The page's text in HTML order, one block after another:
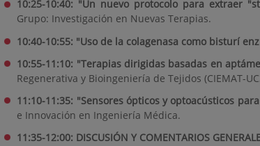
10:25-10:40: "Un nuevo protocolo para extraer
Grupo: Investigación en Nuevas Terapias.
10:40-10:55: "Uso de la colagenasa como bisturí
10:55-11:10: "Terapias dirigidas basadas en
Regenerativa y Bioingeniería de Tejidos (CIEMAT-
11:10-11:35: "Sensores ópticos y optoacústicos
e Innovación en Ingeniería Médica.
11:35-12:00: DISCUSIÓN Y COMENTARIOS